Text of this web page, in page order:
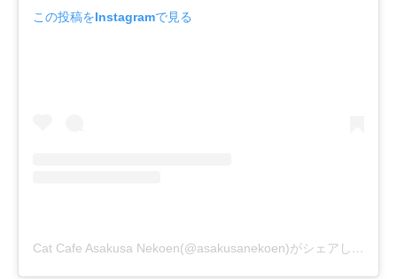
この投稿をInstagramで見る
Cat Cafe Asakusa Nekoen(@asakusanekoen)がシェアした投稿